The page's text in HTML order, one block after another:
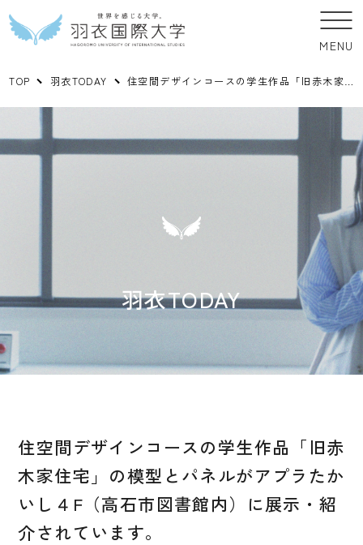
MENU
TOP 羽衣TODAY 住空間デザインコースの学生作品「旧赤木家住宅」の模型とパネルがアプラたかいし４F（高石市図書館内）に展示・紹介されています。
羽衣TODAY
住空間デザインコースの学生作品「旧赤
木家住宅」の模型とパネルがアプラたか
いし４F（高石市図書館内）に展示・紹
介されています。